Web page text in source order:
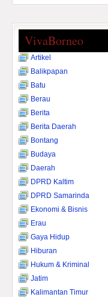
VivaBorneo
Artikel
Balikpapan
Batu
Berau
Berita
Berita Daerah
Bontang
Budaya
Daerah
DPRD Kaltim
DPRD Samarinda
Ekonomi & Bisnis
Erau
Gaya Hidup
Hiburan
Hukum & Kriminal
Jatim
Kalimantan Timur